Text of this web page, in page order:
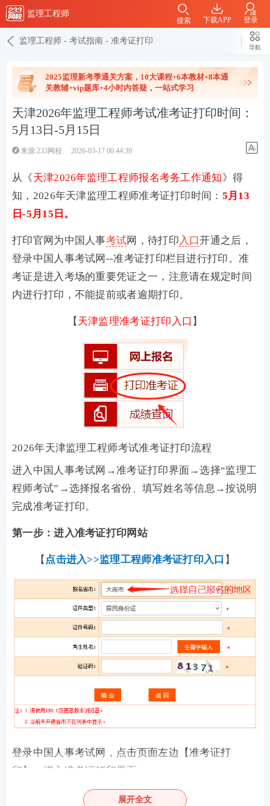
监理工程师
下载APP 登录
搜索
监理工程师 - 考试指南 - 准考证打印
导航
2025监理新考季通关方案，10大课程+6本教材+8本通
关教辅+vip题库+4小时内答疑，一站式学习
天津2026年监理工程师考试准考证打印时间：
5月13日-5月15日
来源:233网校 2026-03-17 00:44:39
从《天津2026年监理工程师报名考务工作通知》得
知，2026年天津监理工程师准考证打印时间： 5月13
日-5月15日。
打印官网为中国人事考试网 ， 待打印入口开通之后，
登录中国人事考试网--准考证打印栏目进行打印。准
考证是进入考场的重要凭证之一，注意请在规定时间
内进行打印，不能提前或者逾期打印。
【 天津监理准考证打印入口 】
2026年天津监理工程师考试准考证打印流程
进入中国人事考试网→准考证打印界面→选择“监理工
程师考试”→选择报名省份、填写姓名等信息→按说明
完成准考证打印。
第一步：进入准考证打印网站
【 点击进入>>监理工程师准考证打印入口 】
登录中国人事考试网，点击页面左边【准考证打
印】，进入准考证打印界面。
第二步：点击【监理工程师职业资格考试】，代码04
展开全文